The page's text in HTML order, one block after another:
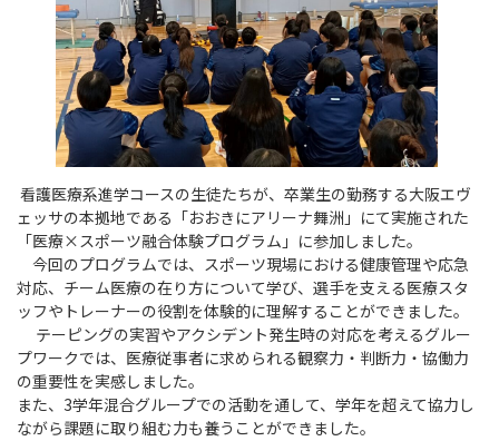
看護医療系進学コースの生徒たちが、卒業生の勤務する大阪エヴ
ェッサの本拠地である「おおきにアリーナ舞洲」にて実施された
「医療×スポーツ融合体験プログラム」に参加しました。
今回のプログラムでは、スポーツ現場における健康管理や応急
対応、チーム医療の在り方について学び、選手を支える医療スタ
ッフやトレーナーの役割を体験的に理解することができました。
テーピングの実習やアクシデント発生時の対応を考えるグルー
プワークでは、医療従事者に求められる観察力・判断力・協働力
の重要性を実感しました。
また、3学年混合グループでの活動を通して、学年を超えて協力し
ながら課題に取り組む力も養うことができました。